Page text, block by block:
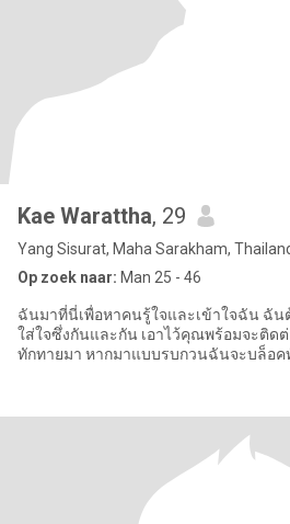
Kae Warattha, 29
Yang Sisurat, Maha Sarakham,
Op zoek naar: Man 25 - 46
ฉันมาที่นี่เพื่อหาคนรู้ใจและเข้าใจฉัน ฉั
ใส่ใจซึ่งกันและกัน เอาไว้คุณพร้อมจะติด
ทักทายมา หากมาแบบรบกวนฉันจะบล็อค